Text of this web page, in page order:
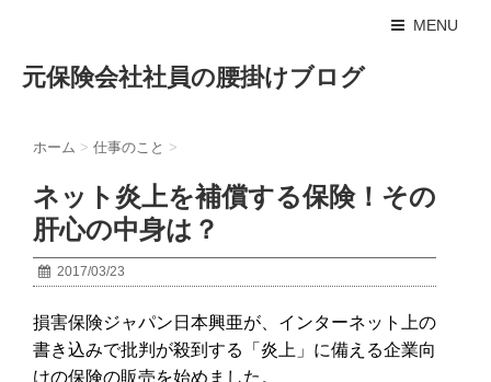
MENU
元保険会社社員の腰掛けブログ
ホーム > 仕事のこと >
ネット炎上を補償する保険！その
肝心の中身は？
2017/03/23
損害保険ジャパン日本興亜が、インターネット上の
書き込みで批判が殺到する「炎上」に備える企業向
けの保険の販売を始めました。